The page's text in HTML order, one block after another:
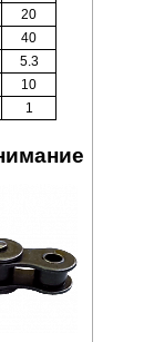
20
40
5.3
10
1